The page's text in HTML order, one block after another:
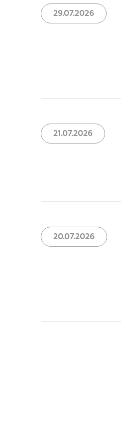
29.07.2026
21.07.2026
20.07.2026